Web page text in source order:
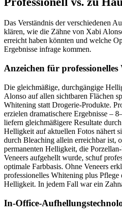
Das Verständnis der verschiedenen
klären, wie die Zähne von Xabi
erreicht haben könnten und welche
Ergebnisse infrage kommen.
Anzeichen für
Die gleichmäßige, durchgängige
Alonso auf allen sichtbaren Flächen
Whitening statt Drogerie-Produkte.
erzielen dramatischere Ergebnisse –
liefern gleichmäßigere Resultate
Helligkeit auf aktuellen Fotos nähert
durch Bleaching allein erreichbar ist,
permanenten Helligkeit, die
Veneers aufgehellt wurde, schuf
optimale Farbbasis. Ohne Veneers
professionelles Whitening plus Pflege
Helligkeit. In jedem Fall war ein
In-Office-